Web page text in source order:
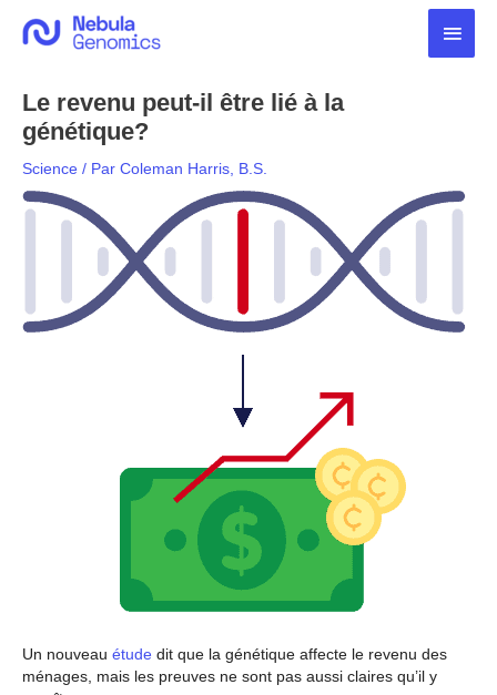
Le revenu peut-il être lié à la
génétique?
Science / Par Coleman Harris, B.S.
Un nouveau étude dit que la génétique affecte le revenu des
ménages, mais les preuves ne sont pas aussi claires qu’il y